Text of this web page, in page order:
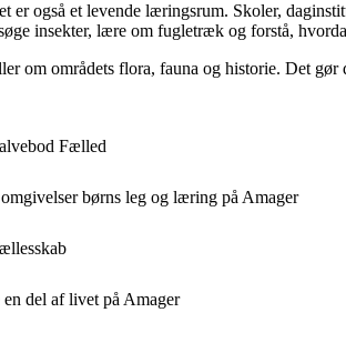
er også et levende læringsrum. Skoler,
insekter, lære om fugletræk og forstå,
om områdets flora, fauna og historie. Det
Fælled
børns leg og læring på Amager
del af livet på Amager